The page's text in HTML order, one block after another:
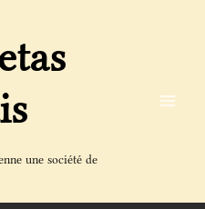
une société de